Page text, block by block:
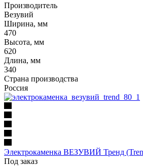
Производитель
Везувий
Ширина, мм
470
Высота, мм
620
Длина, мм
340
Страна производства
Россия
Электрокаменка ВЕЗУВИЙ Тренд
Под заказ